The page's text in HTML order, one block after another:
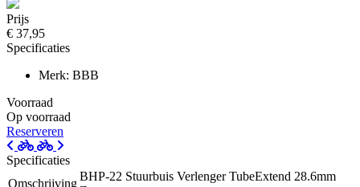
Prijs
€ 37,95
Specificaties
Merk: BBB
Voorraad
Op voorraad
Reserveren
Specificaties
Omschrijving
BHP-22 Stuurbuis Verlenger TubeExtend 28.6mm